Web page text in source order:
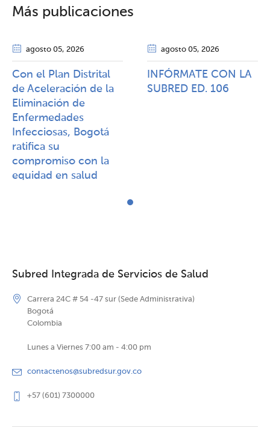
Más publicaciones
agosto 05, 2026
Con el Plan Distrital
de Aceleración de la
Eliminación de
Enfermedades
Infecciosas, Bogotá
ratifica su
compromiso con la
equidad en salud
agosto 05, 2026
INFÓRMATE CON LA
SUBRED ED. 106
Subred Integrada de Servicios de Salud
Carrera 24C # 54 -47 sur (Sede Administrativa)
Bogotá
Colombia
Lunes a Viernes 7:00 am - 4:00 pm
contactenos@subredsur.gov.co
+57 (601) 7300000